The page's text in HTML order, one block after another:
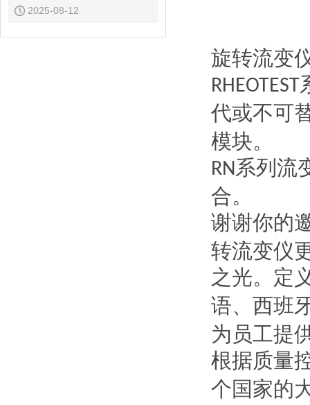
2025-08-12
旋转流变
RHEOTEST
代或不可
模块。
RN系列流
合。
谢谢你的
转流变仪
之光。定
语、西班
为员工提
根据质量
个国家的